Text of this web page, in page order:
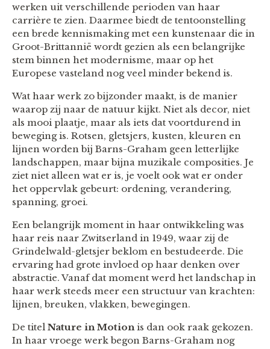
werken uit verschillende perioden van haar
carrière te zien. Daarmee biedt de tentoonstelling
een brede kennismaking met een kunstenaar die in
Groot-Brittannië wordt gezien als een belangrijke
stem binnen het modernisme, maar op het
Europese vasteland nog veel minder bekend is.
Wat haar werk zo bijzonder maakt, is de manier
waarop zij naar de natuur kijkt. Niet als decor, niet
als mooi plaatje, maar als iets dat voortdurend in
beweging is. Rotsen, gletsjers, kusten, kleuren en
lijnen worden bij Barns-Graham geen letterlijke
landschappen, maar bijna muzikale composities. Je
ziet niet alleen wat er is, je voelt ook wat er onder
het oppervlak gebeurt: ordening, verandering,
spanning, groei.
Een belangrijk moment in haar ontwikkeling was
haar reis naar Zwitserland in 1949, waar zij de
Grindelwald-gletsjer beklom en bestudeerde. Die
ervaring had grote invloed op haar denken over
abstractie. Vanaf dat moment werd het landschap in
haar werk steeds meer een structuur van krachten:
lijnen, breuken, vlakken, bewegingen.
De titel Nature in Motion is dan ook raak gekozen.
In haar vroege werk begon Barns-Graham nog